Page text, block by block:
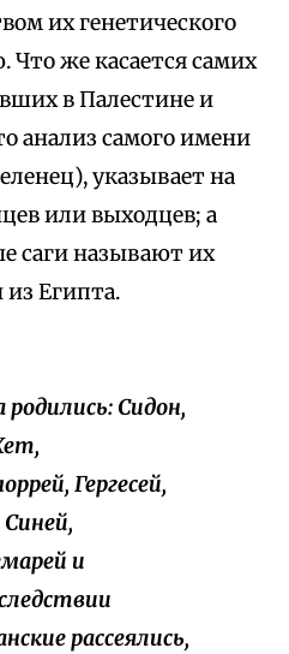
их генетического
Что же касается самих
в Палестине и
анализ самого имени
указывает на
или выходцев; а
саги называют их
Египта.
Сидон,
Гергесей,
Синей,
и
рассеялись,